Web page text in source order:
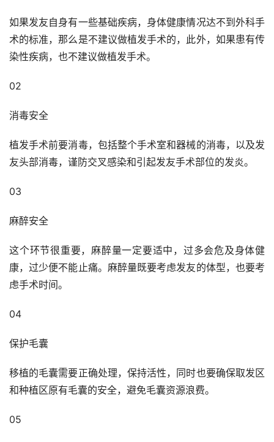
如果发友自身有一些基础疾病，身体健康情况达不到外科手
术的标准，那么是不建议做植发手术的，此外，如果患有传
染性疾病，也不建议做植发手术。
02
消毒安全
植发手术前要消毒，包括整个手术室和器械的消毒，以及发
友头部消毒，谨防交叉感染和引起发友手术部位的发炎。
03
麻醉安全
这个环节很重要，麻醉量一定要适中，过多会危及身体健
康，过少便不能止痛。麻醉量既要考虑发友的体型，也要考
虑手术时间。
04
保护毛囊
移植的毛囊需要正确处理，保持活性，同时也要确保取发区
和种植区原有毛囊的安全，避免毛囊资源浪费。
05